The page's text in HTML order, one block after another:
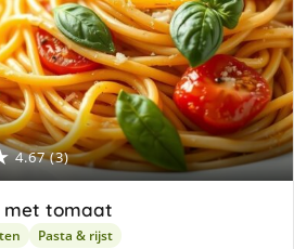
4.67 (3)
met tomaat
Pasta & rijst